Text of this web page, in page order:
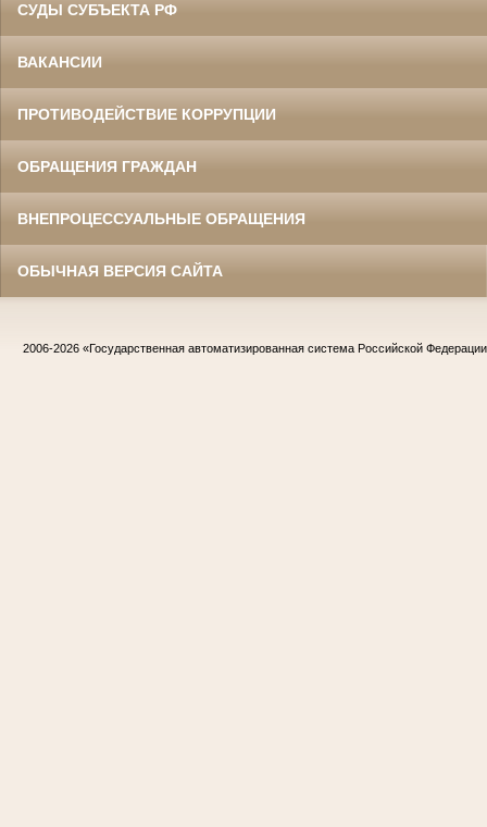
СУДЫ СУБЪЕКТА РФ
ВАКАНСИИ
ПРОТИВОДЕЙСТВИЕ КОРРУПЦИИ
ОБРАЩЕНИЯ ГРАЖДАН
ВНЕПРОЦЕССУАЛЬНЫЕ ОБРАЩЕНИЯ
ОБЫЧНАЯ ВЕРСИЯ САЙТА
2006-2026 «Государственная автоматизированная система Российской